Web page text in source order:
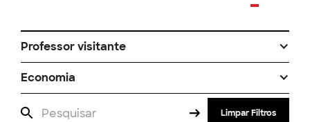
Professor visitante
Economia
Limpar Filtros